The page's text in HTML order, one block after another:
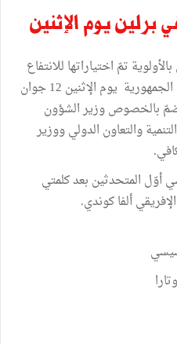
برلين يوم الإثنين
تحظى بالأولوية تمّ اختياراتها للانتفاع
بهذه المبادرة. لذلك سيتحوّل رئيس الجمهورية يوم الإثنين 12 جوان
بالخصوص وزير الشؤون
والتعاون الدولي ووزير
أوّل المتحدثين بعد كلمتي
ألفا كوندي.